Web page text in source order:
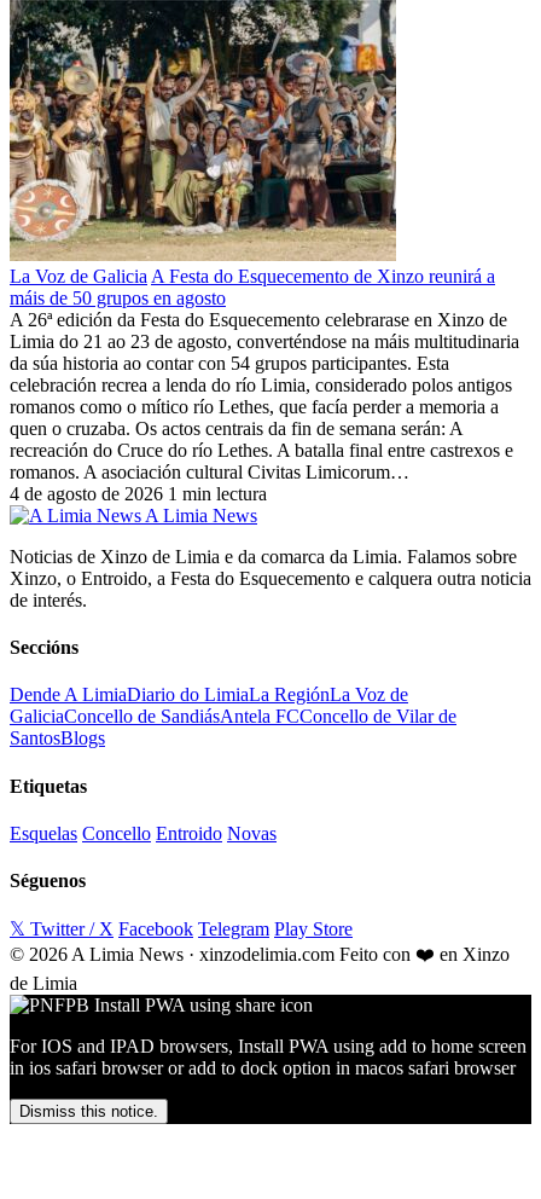
La Voz de Galicia A Festa do Esquecemento de Xinzo reunirá a
máis de 50 grupos en agosto
A 26ª edición da Festa do Esquecemento celebrarase en Xinzo de
Limia do 21 ao 23 de agosto, converténdose na máis multitudinaria
da súa historia ao contar con 54 grupos participantes. Esta
celebración recrea a lenda do río Limia, considerado polos antigos
romanos como o mítico río Lethes, que facía perder a memoria a
quen o cruzaba. Os actos centrais da fin de semana serán: A
recreación do Cruce do río Lethes. A batalla final entre castrexos e
romanos. A asociación cultural Civitas Limicorum…
4 de agosto de 2026 1 min lectura
A Limia News
Noticias de Xinzo de Limia e da comarca da Limia. Falamos sobre
Xinzo, o Entroido, a Festa do Esquecemento e calquera outra noticia
de interés.
Seccións
Dende A LimiaDiario do LimiaLa RegiónLa Voz de
GaliciaConcello de SandiásAntela FCConcello de Vilar de
SantosBlogs
Etiquetas
Esquelas Concello Entroido Novas
Séguenos
𝕏 Twitter / X Facebook Telegram Play Store
© 2026 A Limia News · xinzodelimia.com Feito con ❤️ en Xinzo
de Limia
For IOS and IPAD browsers, Install PWA using add to home screen
in ios safari browser or add to dock option in macos safari browser
Dismiss this notice.